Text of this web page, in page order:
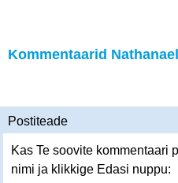
Kommentaarid Nathanaell
Postiteade
Kas Te soovite kommentaari
nimi ja klikkige Edasi nuppu: